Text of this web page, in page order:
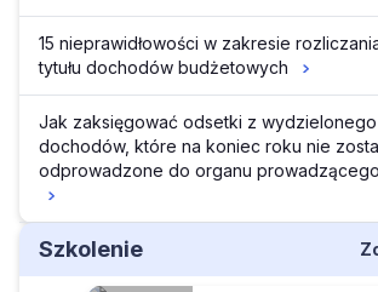
15 nieprawidłowości w zakresie
tytułu dochodów budżetowych
Jak zaksięgować odsetki z
dochodów, które na koniec roku nie
odprowadzone do organu
Szkolenie